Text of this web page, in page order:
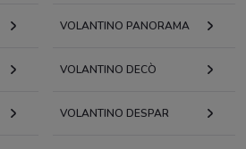
VOLANTINO PANORAMA
VOLANTINO DECÒ
VOLANTINO DESPAR